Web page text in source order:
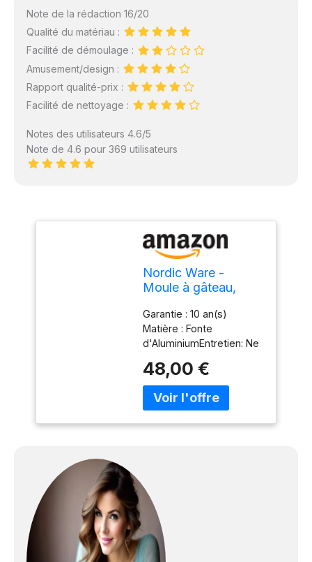
Note de la rédaction 16/20
Qualité du matériau :
Facilité de démoulage :
Amusement/design :
Rapport qualité-prix :
Facilité de nettoyage :
Notes des utilisateurs 4.6/5
Note de 4.6 pour 369 utilisateurs
Nordic Ware -
Moule à gâteau,
Moule 6
bonhommes pain
d'épices Silver -
Revêtement
antiadhésif - Fonte
d'aluminium
Garantie : 10 an(s)
Matière : Fonte
d'AluminiumEntretien: Ne
d'ustensiles en métal
sous peine d'abimer
votre moule
48,00 €